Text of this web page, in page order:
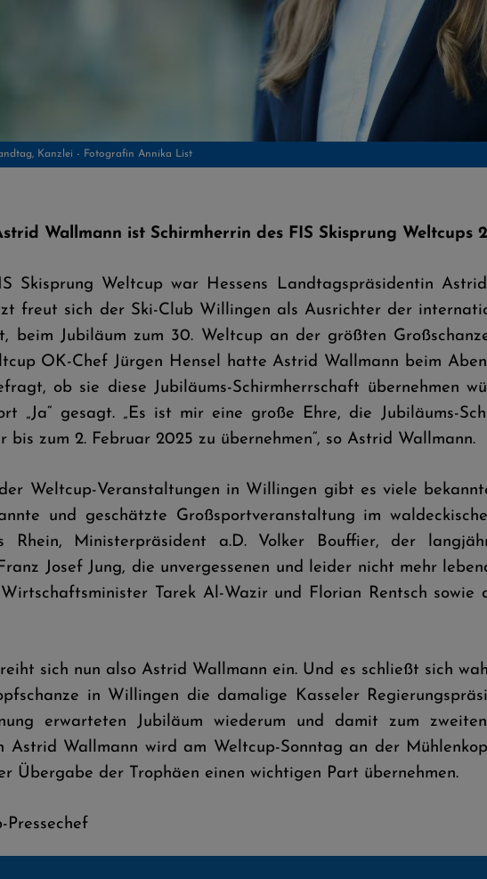
W.Saure © SCW
Wallmann ist Schirmherrin des FIS Skisprung Weltcups
Skisprung Weltcup war Hessens Landtagspräsidentin
freut sich der Ski-Club Willingen als Ausrichter der
beim Jubiläum zum 30. Weltcup an der größten
OK-Chef Jürgen Hensel hatte Astrid Wallmann beim
ob sie diese Jubiläums-Schirmherrschaft übernehmen
„Ja“ gesagt. „Es ist mir eine große Ehre, die Jubiläums-
bis zum 2. Februar 2025 zu übernehmen“, so Astrid Wallmann.
Weltcup-Veranstaltungen in Willingen gibt es viele
und geschätzte Großsportveranstaltung im
Rhein, Ministerpräsident a.D. Volker Bouffier, der
Josef Jung, die unvergessenen und leider nicht mehr
Wirtschaftsminister Tarek Al-Wazir und Florian Rentsch
sich nun also Astrid Wallmann ein. Und es schließt sich
in Willingen die damalige Kasseler
erwarteten Jubiläum wiederum und damit zum
Astrid Wallmann wird am Weltcup-Sonntag an der
Übergabe der Trophäen einen wichtigen Part übernehmen.
Pressechef